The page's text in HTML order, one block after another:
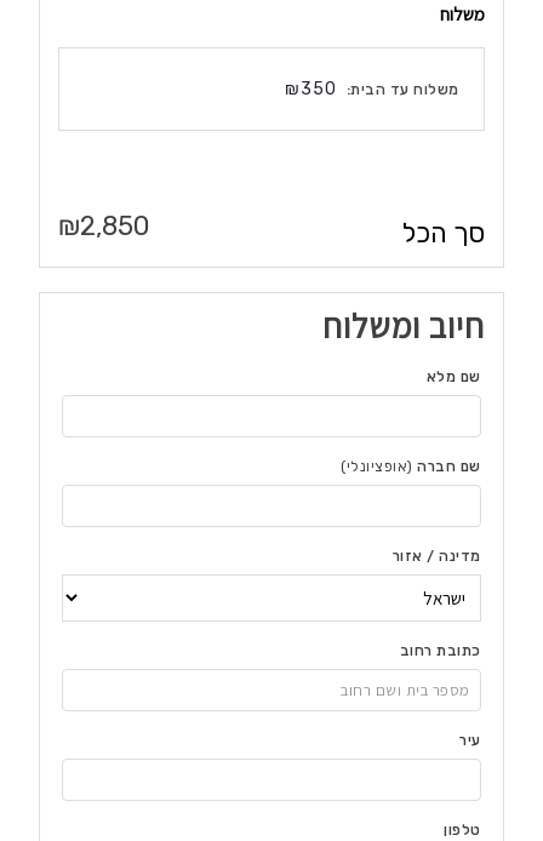
משלוח
משלוח עד הבית: 350
₪
סך הכל 2,850
₪
חיוב ומשלוח
שם מלא
שם חברה (אופציונלי)
מדינה / אזור
כתובת רחוב
עיר
טלפון